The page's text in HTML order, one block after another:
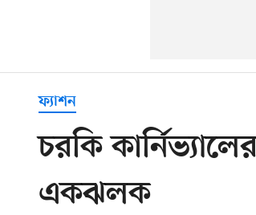
ফ্যাশন
চরকি
একঝলক